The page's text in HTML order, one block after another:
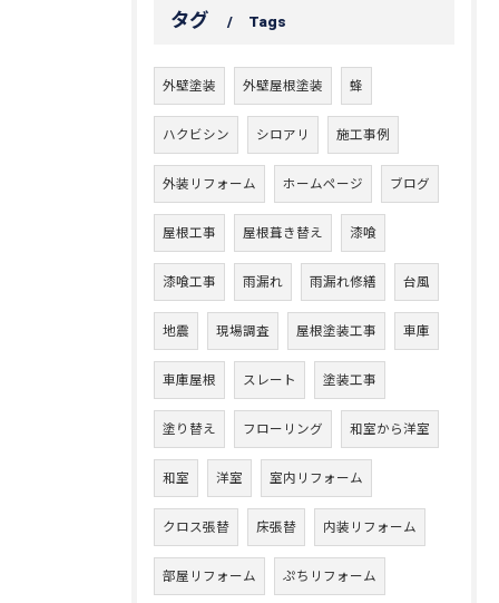
タグ Tags
外壁塗装 外壁屋根塗装 蜂
ハクビシン シロアリ 施工事例
外装リフォーム ホームページ ブログ
屋根工事 屋根葺き替え 漆喰
漆喰工事 雨漏れ 雨漏れ修繕 台風
地震 現場調査 屋根塗装工事 車庫
車庫屋根 スレート 塗装工事
塗り替え フローリング 和室から洋室
和室 洋室 室内リフォーム
クロス張替 床張替 内装リフォーム
部屋リフォーム ぷちリフォーム